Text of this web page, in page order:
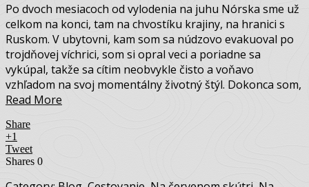
Po dvoch mesiacoch od vylodenia na juhu Nórska sme už
celkom na konci, tam na chvostíku krajiny, na hranici s
Ruskom. V ubytovni, kam som sa núdzovo evakuoval po
trojdňovej víchrici, som si opral veci a poriadne sa
vykúpal, takže sa cítim neobvykle čisto a voňavo
vzhľadom na svoj momentálny životný štýl. Dokonca som,
Read More
Share
+1
Tweet
Shares 0